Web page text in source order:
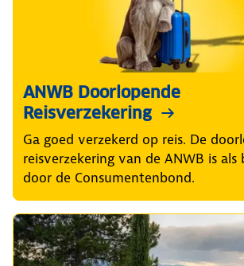
ANWB Doorlopende
Reisverzekering
Ga goed verzekerd op reis. De
reisverzekering van de ANWB is als
door de Consumentenbond.